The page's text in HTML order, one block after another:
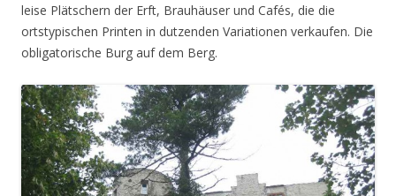
leise Plätschern der Erft, Brauhäuser und Cafés, die die
ortstypischen Printen in dutzenden Variationen verkaufen. Die
obligatorische Burg auf dem Berg.